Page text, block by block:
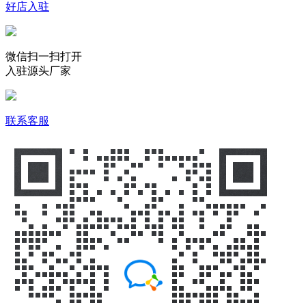
好店入驻
微信扫一扫打开
入驻源头厂家
联系客服